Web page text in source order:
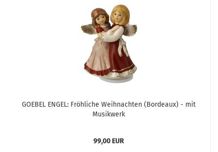
GOEBEL ENGEL: Fröhliche Weihnachten (Bordeaux) - mit
Musikwerk
99,00 EUR